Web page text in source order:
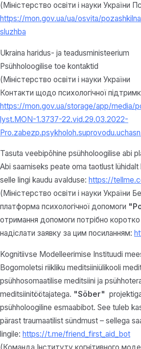
(Міністерство освіти і науки України
https://mon.gov.ua/ua/osvita/
sluzhba
Ukraina haridus- ja teadusministeerium
Psühholoogilise toe kontaktid
(Міністерство освіти і науки України
Контакти щодо психологічної
https://mon.gov.ua/storage/app/media/
lyst.MON-1.3737-22.vid.29.03.2022-
Tasuta veebipõhine psühholoogilise abi
Abi saamiseks peate oma taotlust lühidalt
selle lingi kaudu avalduse: https://
(Міністерство освіти і науки України
платформа психологічної допомоги
отримання допомоги потрібно коротко
надіслати заявку за цим посиланням:
Kognitiivse Modelleerimise Instituudi
Bogomoletsi riikliku meditsiiniülikooli
psühhosomaatilise meditsiini ja
meditsiinitöötajatega. "Sõber"
psühholoogiline esmaabibot. See tuleb
pärast traumaatilist sündmust – sellega
lingile: https://t.me/friend_first_aid_bot
(Команда Інституту когнітивного